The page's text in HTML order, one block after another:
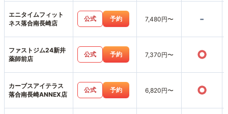
エニタイムフィット
ネス落合南長崎店
公式 予約 7,480円〜 -
ファストジム24新井
薬師前店
公式 予約 7,370円〜 ○
カーブスアイテラス
落合南長崎ANNEX店
公式 予約 6,820円〜 ○